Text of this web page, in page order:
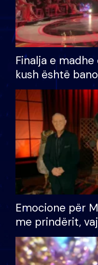
Finalja e
kush është
shtëpinë dhe
të fituar çmimin
Emocione për
me prindërit,
bashkëshorten:
divorci apo jo?